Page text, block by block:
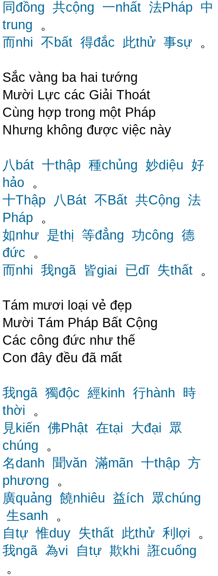
同đồng 共cộng 一nhất 法Pháp 中
trung 。
而nhi 不bất 得đắc 此thử 事sự 。
Sắc vàng ba hai tướng
Mười Lực các Giải Thoát
Cùng hợp trong một Pháp
Nhưng không được việc này
八bát 十thập 種chủng 妙diệu 好
hảo 。
十Thập
八Bát 不Bất 共Cộng 法
Pháp 。
如như 是thị 等đẳng 功công 德
đức 。
而nhi 我ngã 皆giai 已dĩ 失thất 。
Tám mươi loại vẻ đẹp
Mười Tám Pháp Bất Cộng
Các công đức như thế
Con đây đều đã mất
我ngã 獨độc 經kinh 行hành 時
thời 。
見kiến 佛Phật 在tại 大đại 眾
chúng 。
名danh
聞văn 滿mãn 十thập 方
phương 。
廣quảng 饒nhiêu 益ích 眾chúng
生sanh 。
自tự 惟duy 失thất 此thử 利lợi 。
我ngã 為vi 自tự 欺khi 誑cuống
。